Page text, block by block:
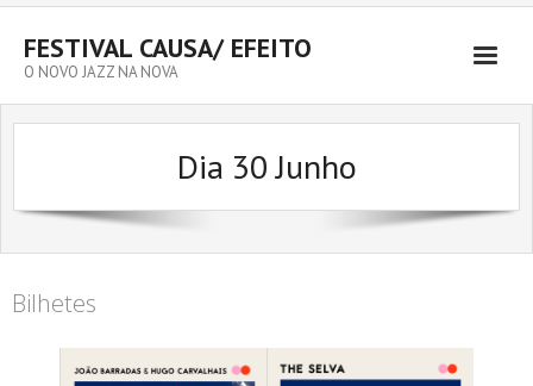
FESTIVAL CAUSA/ EFEITO
O NOVO JAZZ NA NOVA
Dia 30 Junho
Bilhetes